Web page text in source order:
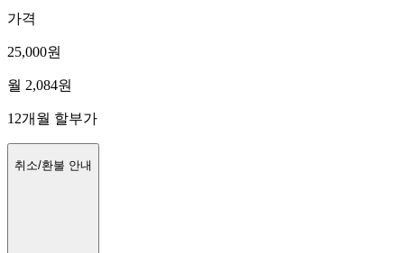
가격
25,000원
월 2,084원
12개월 할부가
취소/환불 안내